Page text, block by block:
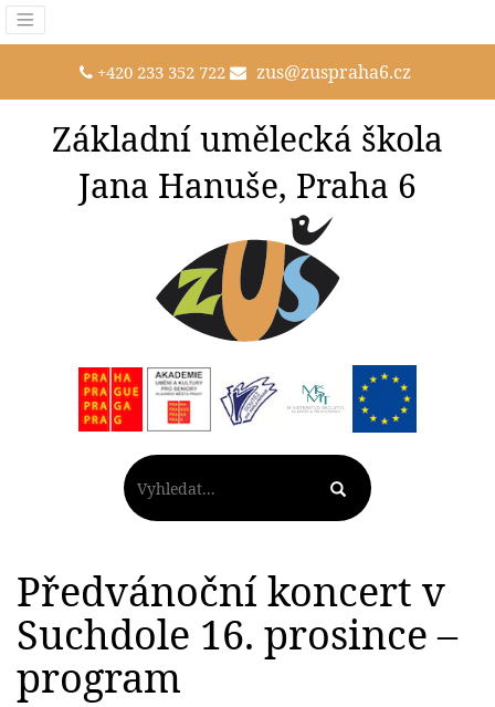
+420 233 352 722 zus@zuspraha6.cz
Základní umělecká škola
Jana Hanuše, Praha 6
Předvánoční koncert v
Suchdole 16. prosince –
program